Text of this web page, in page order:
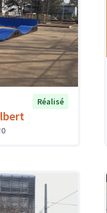
Réalisé
0